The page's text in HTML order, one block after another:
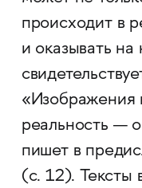
происходит в
и оказывать
«Изображения
реальность —
пишет в
(с. 12). Тексты